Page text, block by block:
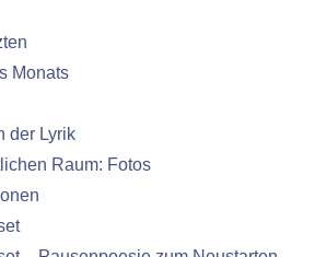
Monats
der Lyrik
Raum: Fotos